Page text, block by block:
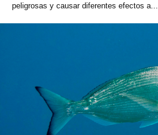
peligrosas y causar diferentes efectos a...